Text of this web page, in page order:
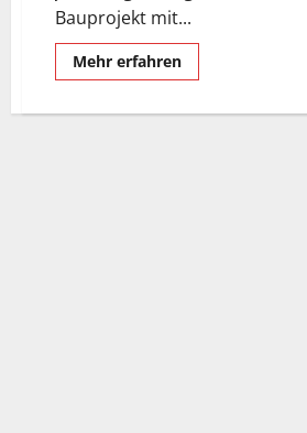
Bauprojekt mit...
Mehr erfahrenMehr
Informationen
Elbphilharmonie